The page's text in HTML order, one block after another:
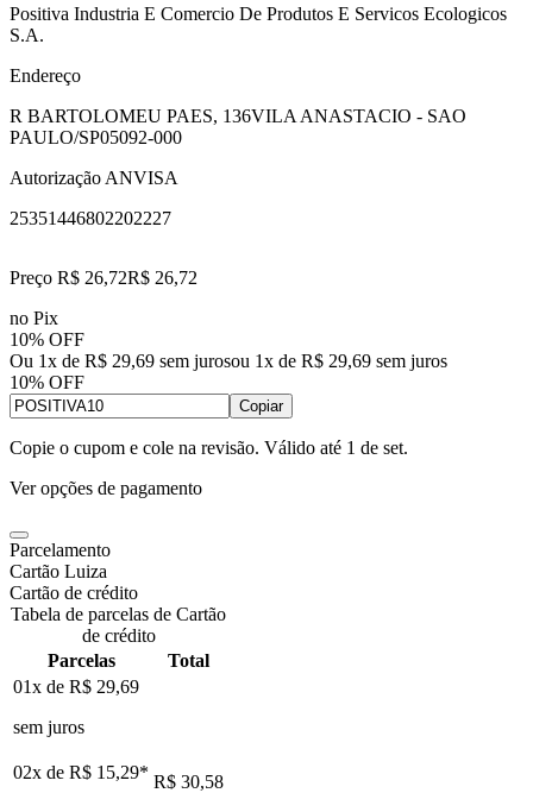
Positiva Industria E Comercio De Produtos E Servicos Ecologicos
S.A.
Endereço
R BARTOLOMEU PAES, 136VILA ANASTACIO - SAO
PAULO/SP05092-000
Autorização ANVISA
25351446802202227
Preço R$ 26,72R$ 26,72
no Pix
10% OFF
Ou 1x de R$ 29,69 sem jurosou 1x de R$ 29,69 sem juros
10% OFF
Copiar
Copie o cupom e cole na revisão. Válido até 1 de set.
Ver opções de pagamento
Parcelamento
Cartão Luiza
Cartão de crédito
Tabela de parcelas de Cartão
de crédito
Parcelas
Total
01x de R$ 29,69
sem juros
02x de R$ 15,29* R$ 30,58